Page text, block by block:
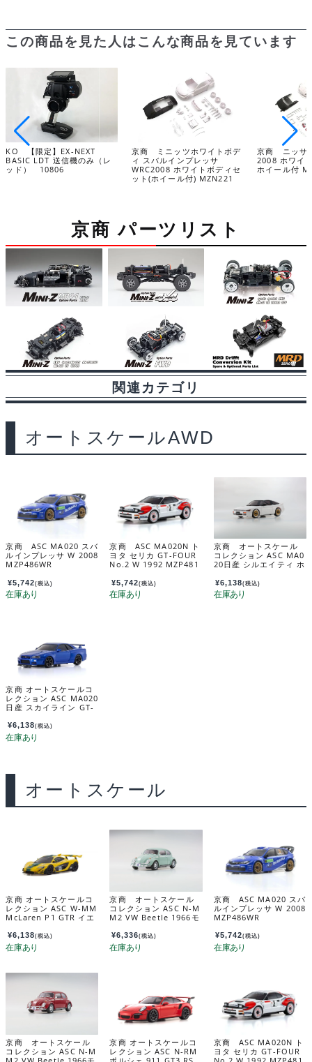
この商品を見た人はこんな商品を見ています
KO 【限定】EX-NEXT
BASIC LDT 送信機のみ（レ
ッド） 10806
京商 ミニッツホワイトボデ
ィ スバルインプレッサ
WRC2008 ホワイトボディセ
ット(ホイール付) MZN221
京商 ニッサ
2008 ホワイ
ホイール付
京商 パーツリスト
関連カテゴリ
オートスケールAWD
京商 ASC MA020 スバ
ルインプレッサ W 2008
MZP486WR
¥5,742(税込)
京商 ASC MA020N ト
ヨタ セリカ GT-FOUR
No.2 W 1992 MZP481
¥5,742(税込)
京商 オートスケール
コレクション ASC MA0
20日産 シルエイティ ホ
¥6,138(税込)
京商 オートスケールコ
レクション ASC MA020
日産 スカイライン GT-
ー MZP487MB
¥6,138(税込)
オートスケール
京商 オートスケールコ
レクション ASC W-MM
McLaren P1 GTR イエ
YG
¥6,138(税込)
京商 オートスケール
コレクション ASC N-M
M2 VW Beetle 1966モ
P164BBL
¥6,336(税込)
京商 ASC MA020 スバ
ルインプレッサ W 2008
MZP486WR
¥5,742(税込)
京商 オートスケール
コレクション ASC N-M
京商 オートスケールコ
レクション ASC N-RM
京商 ASC MA020N ト
ヨタ セリカ GT-FOUR